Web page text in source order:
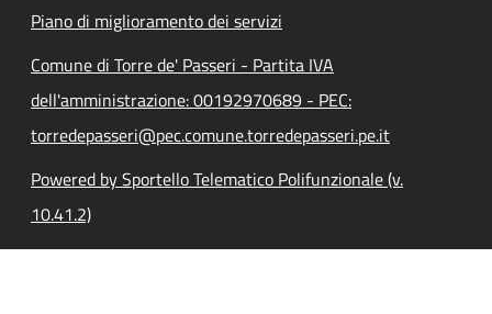
Piano di miglioramento dei servizi
Comune di Torre de' Passeri - Partita IVA
dell'amministrazione: 00192970689 - PEC:
torredepasseri@pec.comune.torredepasseri.pe.it
Powered by Sportello Telematico Polifunzionale (v.
10.41.2)